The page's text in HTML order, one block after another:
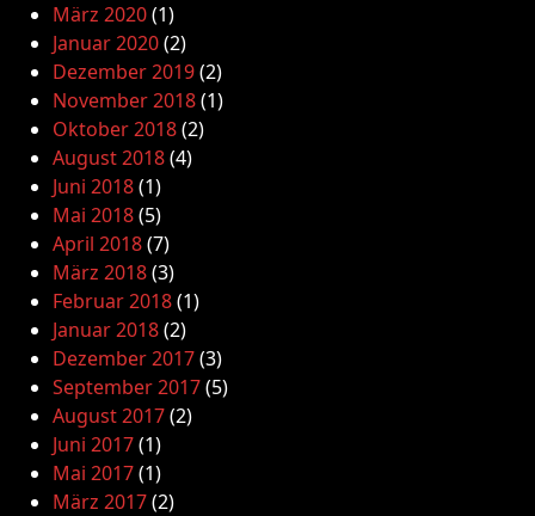
März 2020(1)
Januar 2020(2)
Dezember 2019(2)
November 2018(1)
Oktober 2018(2)
August 2018(4)
Juni 2018(1)
Mai 2018(5)
April 2018(7)
März 2018(3)
Februar 2018(1)
Januar 2018(2)
Dezember 2017(3)
September 2017(5)
August 2017(2)
Juni 2017(1)
Mai 2017(1)
März 2017(2)